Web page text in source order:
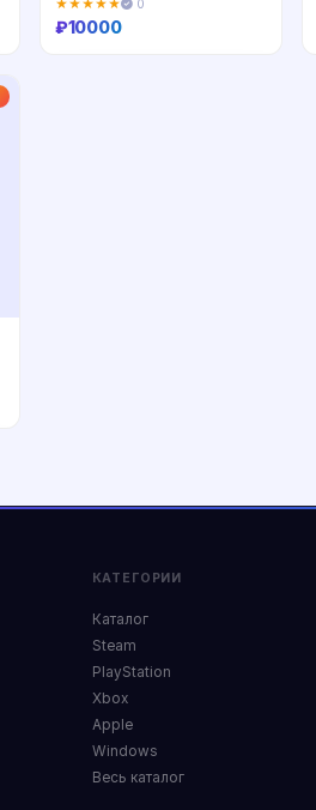
больными
★★★★★ 0
₽10000
КАТЕГОРИИ
Каталог
Steam
PlayStation
Xbox
Apple
Windows
Весь каталог